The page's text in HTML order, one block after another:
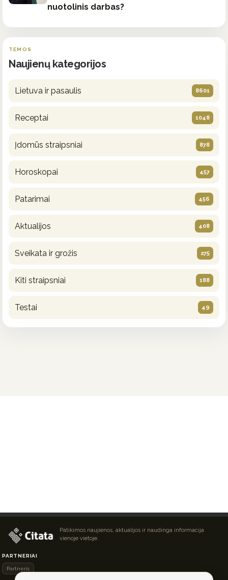
nuotolinis darbas?
TEMOS
Naujienų kategorijos
Lietuva ir pasaulis 8601
Receptai 1048
Įdomūs straipsniai 878
Horoskopai 457
Patarimai 456
Aktualijos 408
Sveikata ir grožis 275
Kiti straipsniai 188
Testai 49
Patikimos naujienos, aktualijos ir naudinga informacija
vienoje vietoje.
PARTNERIAI
Partneris